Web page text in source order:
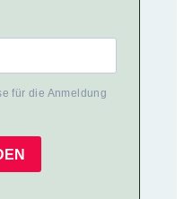
für die Anmeldung